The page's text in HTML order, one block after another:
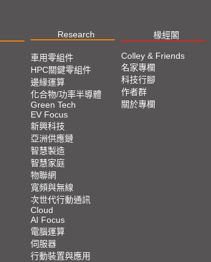
Research 椽經閣
車用零組件
HPC關鍵零組件
邊緣運算
化合物/功率半導體
Green Tech
EV Focus
新興科技
亞洲供應鏈
智慧製造
智慧家庭
物聯網
寬頻與無線
次世代行動通訊
Cloud
AI Focus
電腦運算
伺服器
行動裝置與應用
Colley & Friends
名家專欄
科技行腳
作者群
關於專欄